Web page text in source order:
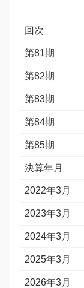
回次
第81期
第82期
第83期
第84期
第85期
決算年月
2022年3月
2023年3月
2024年3月
2025年3月
2026年3月